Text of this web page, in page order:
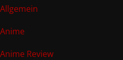
Allgemein
Anime
Anime Review